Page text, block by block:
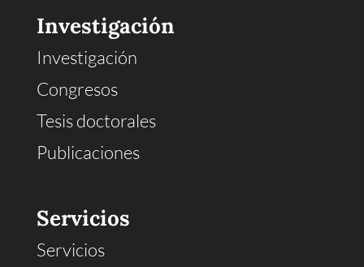
Investigación
Investigación
Congresos
Tesis doctorales
Publicaciones
Servicios
Servicios